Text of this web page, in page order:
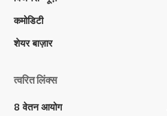
कमोडिटी
शेयर बाज़ार
त्वरित लिंक्स
8 वेतन आयोग